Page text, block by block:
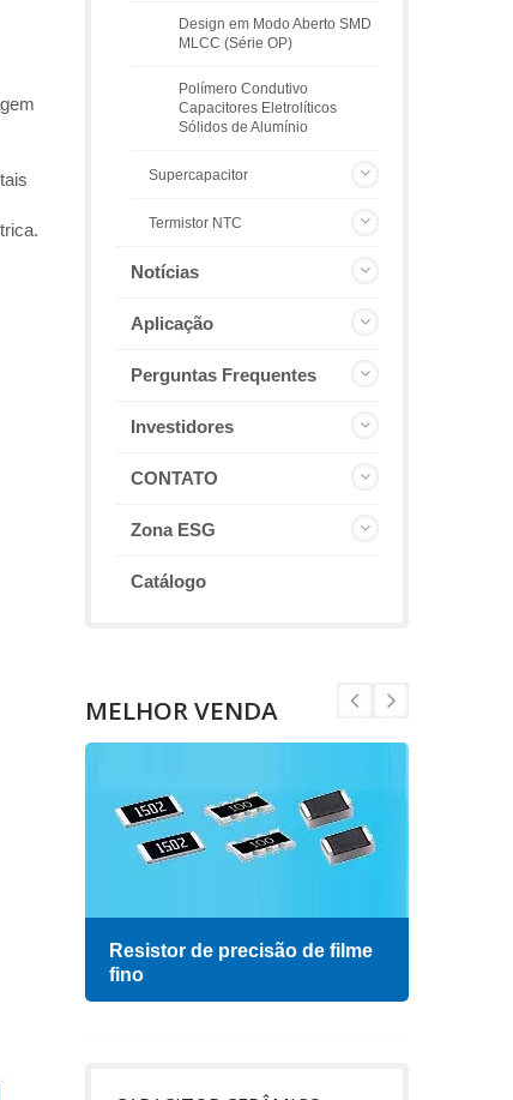
Design em Modo Aberto SMD
MLCC (Série OP)
Polímero Condutivo
Capacitores Eletrolíticos
Sólidos de Alumínio
Supercapacitor
Termistor NTC
Notícias
Aplicação
Perguntas Frequentes
Investidores
CONTATO
Zona ESG
Catálogo
MELHOR VENDA
Resistor de precisão de filme
fino